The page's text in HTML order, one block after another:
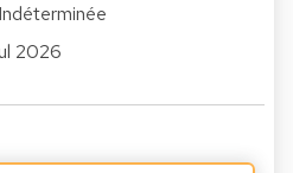
Indéterminée
2026